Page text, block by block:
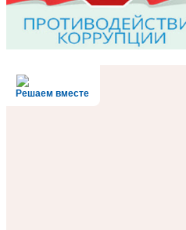
Решаем вместе